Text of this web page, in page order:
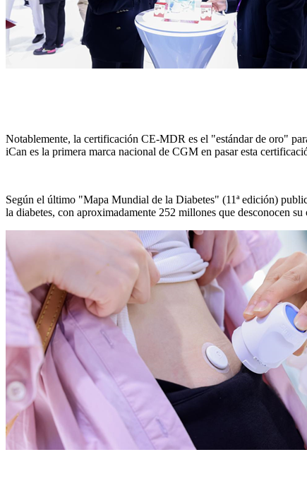
Notablemente, la certificación CE-MDR es el "estándar de oro"
iCan es la primera marca nacional de CGM en pasar esta
Según el último "Mapa Mundial de la Diabetes" (11ª edición)
la diabetes, con aproximadamente 252 millones que desconocen